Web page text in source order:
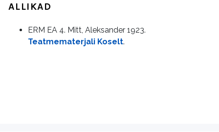
ALLIKAD
ERM EA 4. Mitt, Aleksander 1923.
Teatmematerjali Koselt.